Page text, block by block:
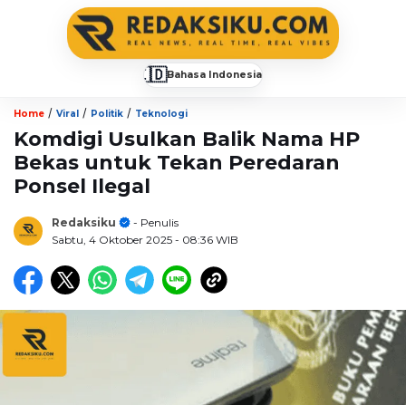
🇮🇩Bahasa Indonesia
Home / Viral / Politik / Teknologi
Komdigi Usulkan Balik Nama HP
Bekas untuk Tekan Peredaran
Ponsel Ilegal
Redaksiku
- Penulis
Sabtu, 4 Oktober 2025 - 08:36 WIB